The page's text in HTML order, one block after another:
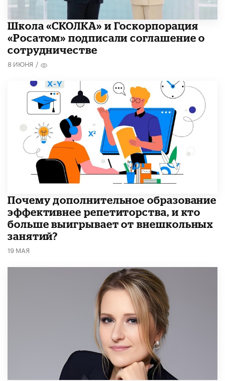
Школа «СКОЛКА» и Госкорпорация
«Росатом» подписали соглашение о
сотрудничестве
8 ИЮНЯ /
​Почему дополнительное образование
эффективнее репетиторства, и кто
больше выигрывает от внешкольных
занятий?
19 МАЯ